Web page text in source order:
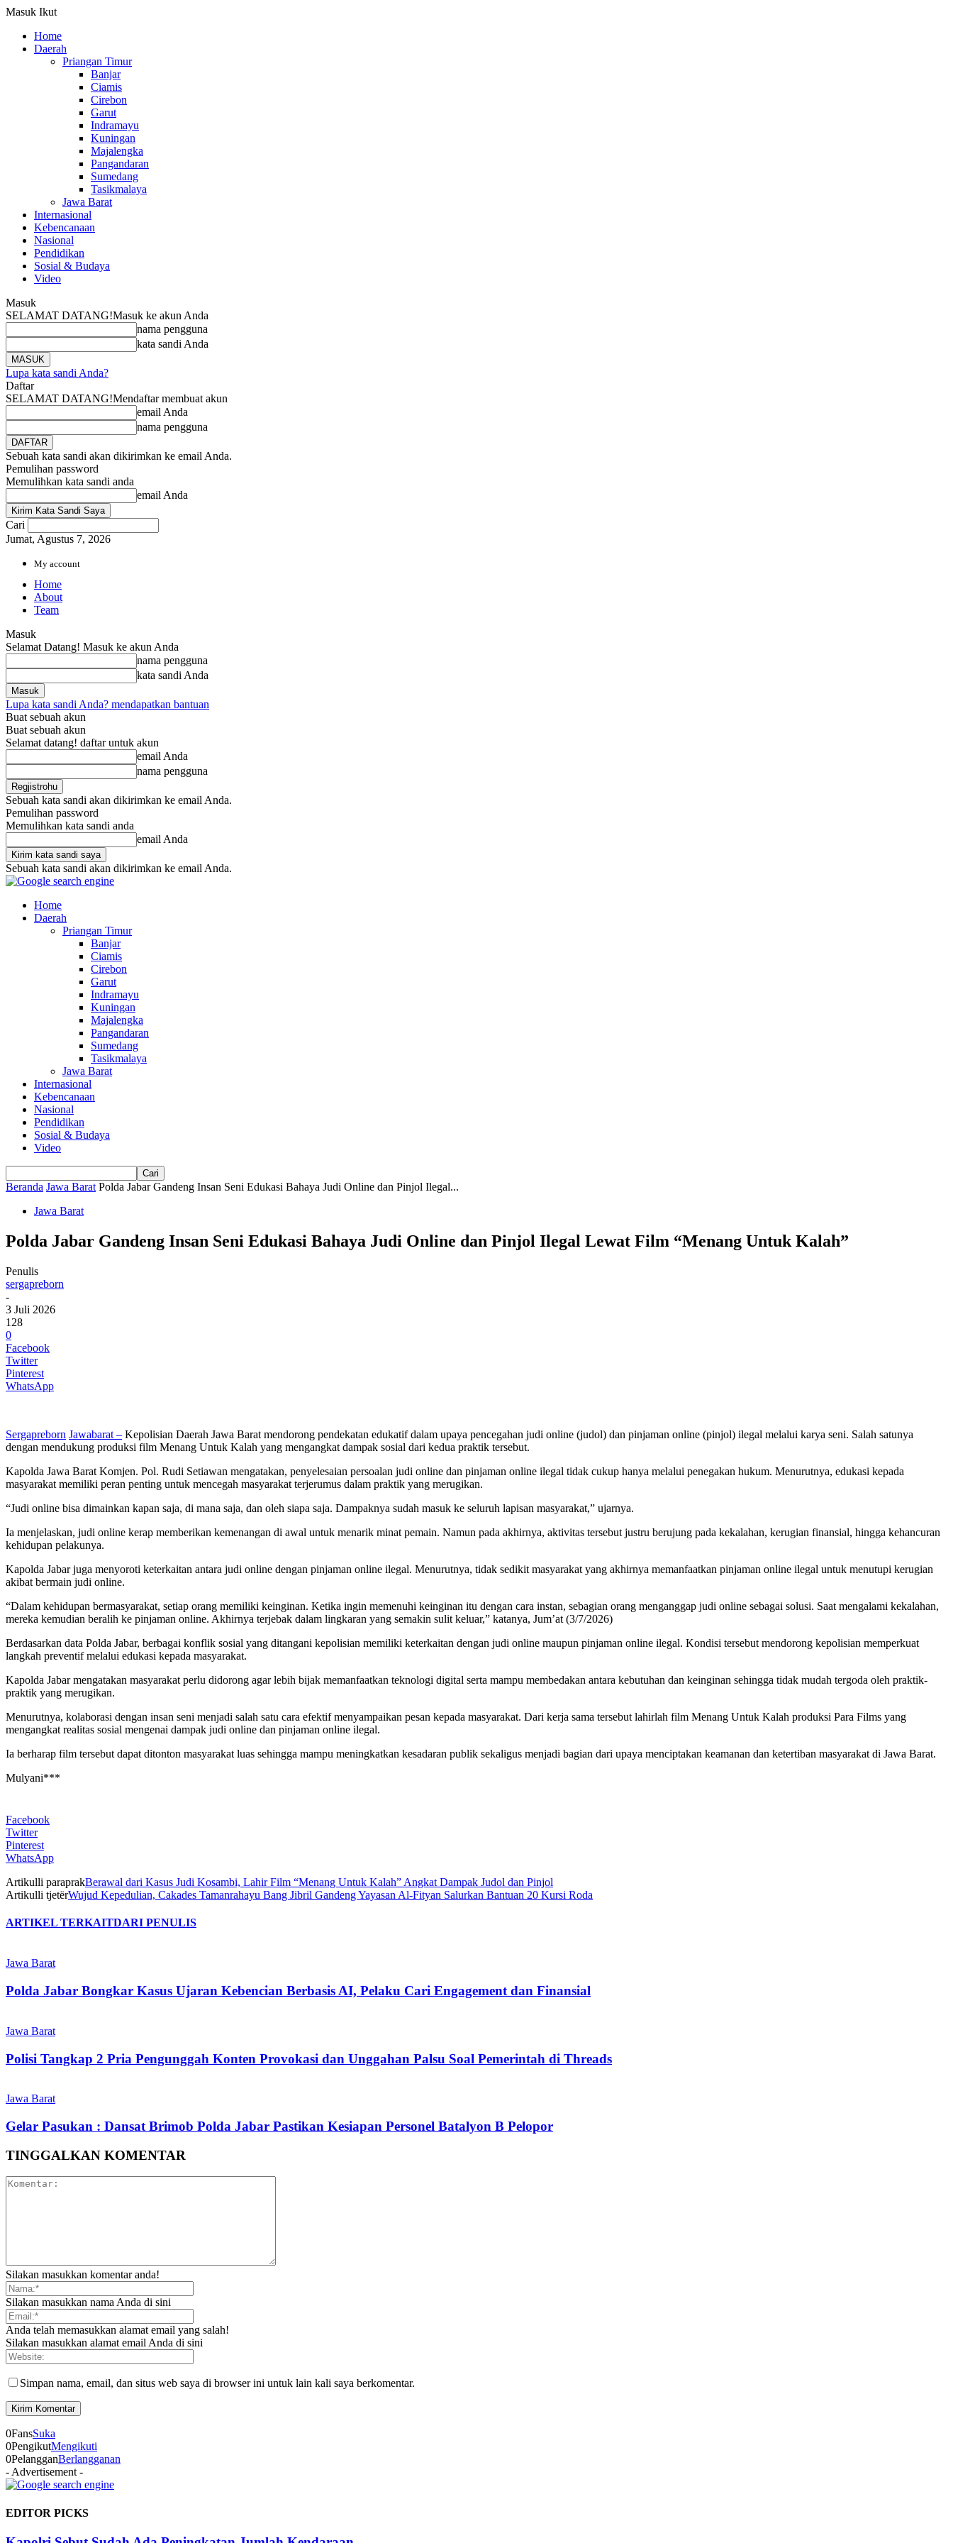
Masuk Ikut
Home
Daerah
Priangan Timur
Banjar
Ciamis
Cirebon
Garut
Indramayu
Kuningan
Majalengka
Pangandaran
Sumedang
Tasikmalaya
Jawa Barat
Internasional
Kebencanaan
Nasional
Pendidikan
Sosial & Budaya
Video
Masuk
SELAMAT DATANG!Masuk ke akun Anda
nama pengguna
kata sandi Anda
Lupa kata sandi Anda?
Daftar
SELAMAT DATANG!Mendaftar membuat akun
email Anda
nama pengguna
Sebuah kata sandi akan dikirimkan ke email Anda.
Pemulihan password
Memulihkan kata sandi anda
email Anda
Cari
Jumat, Agustus 7, 2026
My account
Home
About
Team
Masuk
Selamat Datang! Masuk ke akun Anda
nama pengguna
kata sandi Anda
Lupa kata sandi Anda? mendapatkan bantuan
Buat sebuah akun
Buat sebuah akun
Selamat datang! daftar untuk akun
email Anda
nama pengguna
Sebuah kata sandi akan dikirimkan ke email Anda.
Pemulihan password
Memulihkan kata sandi anda
email Anda
Sebuah kata sandi akan dikirimkan ke email Anda.
Home
Daerah
Priangan Timur
Banjar
Ciamis
Cirebon
Garut
Indramayu
Kuningan
Majalengka
Pangandaran
Sumedang
Tasikmalaya
Jawa Barat
Internasional
Kebencanaan
Nasional
Pendidikan
Sosial & Budaya
Video
Beranda Jawa Barat Polda Jabar Gandeng Insan Seni Edukasi Bahaya Judi Online dan Pinjol Ilegal...
Jawa Barat
Polda Jabar Gandeng Insan Seni Edukasi Bahaya Judi Online dan Pinjol Ilegal Lewat Film “Menang Untuk Kalah”
Penulis
sergapreborn
-
3 Juli 2026
128
0
Facebook
Twitter
Pinterest
WhatsApp
Sergapreborn Jawabarat – Kepolisian Daerah Jawa Barat mendorong pendekatan edukatif dalam upaya pencegahan judi online (judol) dan pinjaman online (pinjol) ilegal melalui karya seni. Salah satunya
dengan mendukung produksi film Menang Untuk Kalah yang mengangkat dampak sosial dari kedua praktik tersebut.
Kapolda Jawa Barat Komjen. Pol. Rudi Setiawan mengatakan, penyelesaian persoalan judi online dan pinjaman online ilegal tidak cukup hanya melalui penegakan hukum. Menurutnya, edukasi kepada
masyarakat memiliki peran penting untuk mencegah masyarakat terjerumus dalam praktik yang merugikan.
“Judi online bisa dimainkan kapan saja, di mana saja, dan oleh siapa saja. Dampaknya sudah masuk ke seluruh lapisan masyarakat,” ujarnya.
Ia menjelaskan, judi online kerap memberikan kemenangan di awal untuk menarik minat pemain. Namun pada akhirnya, aktivitas tersebut justru berujung pada kekalahan, kerugian finansial, hingga kehancuran
kehidupan pelakunya.
Kapolda Jabar juga menyoroti keterkaitan antara judi online dengan pinjaman online ilegal. Menurutnya, tidak sedikit masyarakat yang akhirnya memanfaatkan pinjaman online ilegal untuk menutupi kerugian
akibat bermain judi online.
“Dalam kehidupan bermasyarakat, setiap orang memiliki keinginan. Ketika ingin memenuhi keinginan itu dengan cara instan, sebagian orang menganggap judi online sebagai solusi. Saat mengalami kekalahan,
mereka kemudian beralih ke pinjaman online. Akhirnya terjebak dalam lingkaran yang semakin sulit keluar,” katanya, Jum’at (3/7/2026)
Berdasarkan data Polda Jabar, berbagai konflik sosial yang ditangani kepolisian memiliki keterkaitan dengan judi online maupun pinjaman online ilegal. Kondisi tersebut mendorong kepolisian memperkuat
langkah preventif melalui edukasi kepada masyarakat.
Kapolda Jabar mengatakan masyarakat perlu didorong agar lebih bijak memanfaatkan teknologi digital serta mampu membedakan antara kebutuhan dan keinginan sehingga tidak mudah tergoda oleh praktik-
praktik yang merugikan.
Menurutnya, kolaborasi dengan insan seni menjadi salah satu cara efektif menyampaikan pesan kepada masyarakat. Dari kerja sama tersebut lahirlah film Menang Untuk Kalah produksi Para Films yang
mengangkat realitas sosial mengenai dampak judi online dan pinjaman online ilegal.
Ia berharap film tersebut dapat ditonton masyarakat luas sehingga mampu meningkatkan kesadaran publik sekaligus menjadi bagian dari upaya menciptakan keamanan dan ketertiban masyarakat di Jawa Barat.
Mulyani***
Facebook
Twitter
Pinterest
WhatsApp
Artikulli paraprakBerawal dari Kasus Judi Kosambi, Lahir Film “Menang Untuk Kalah” Angkat Dampak Judol dan Pinjol
Artikulli tjetërWujud Kepedulian, Cakades Tamanrahayu Bang Jibril Gandeng Yayasan Al-Fityan Salurkan Bantuan 20 Kursi Roda
ARTIKEL TERKAITDARI PENULIS
Jawa Barat
Polda Jabar Bongkar Kasus Ujaran Kebencian Berbasis AI, Pelaku Cari Engagement dan Finansial
Jawa Barat
Polisi Tangkap 2 Pria Pengunggah Konten Provokasi dan Unggahan Palsu Soal Pemerintah di Threads
Jawa Barat
Gelar Pasukan : Dansat Brimob Polda Jabar Pastikan Kesiapan Personel Batalyon B Pelopor
TINGGALKAN KOMENTAR
Silakan masukkan komentar anda!
Silakan masukkan nama Anda di sini
Anda telah memasukkan alamat email yang salah!
Silakan masukkan alamat email Anda di sini
Simpan nama, email, dan situs web saya di browser ini untuk lain kali saya berkomentar.
0FansSuka
0PengikutMengikuti
0PelangganBerlangganan
- Advertisement -
EDITOR PICKS